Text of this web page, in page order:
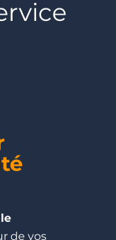
de vos